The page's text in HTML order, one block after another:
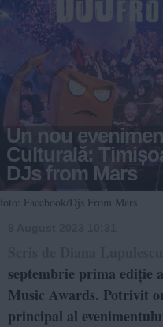
Un nou
Culturală:
DJs from Mars
foto: Facebook/Djs From Mars
septembrie prima ediție
Music Awards. Potrivit
principal al